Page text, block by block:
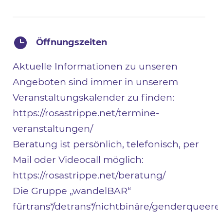
Öffnungszeiten
Aktuelle Informationen zu unseren
Angeboten sind immer in unserem
Veranstaltungskalender zu finden:
https://rosastrippe.net/termine-
veranstaltungen/
Beratung ist persönlich, telefonisch, per
Mail oder Videocall möglich:
https://rosastrippe.net/beratung/
Die Gruppe „wandelBAR“
fürtrans*/detrans*/nichtbinäre/